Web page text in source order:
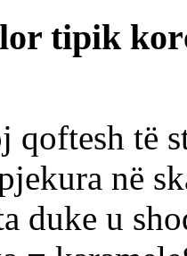
tipik
qoftesh të
në
duke u